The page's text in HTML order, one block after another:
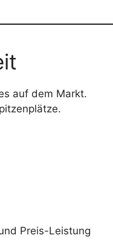
auf dem Markt.
Preis-Leistung